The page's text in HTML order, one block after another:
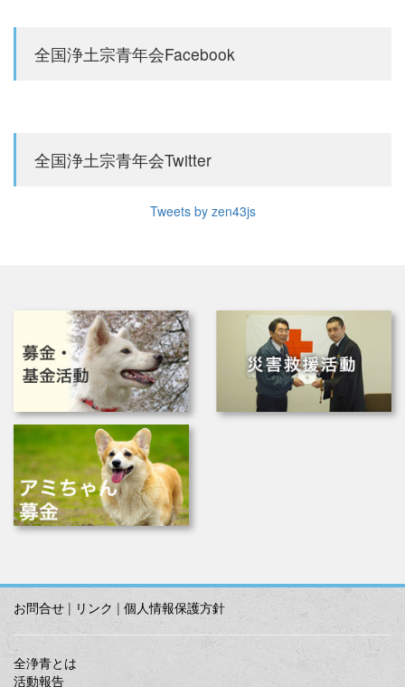
全国浄土宗青年会Facebook
全国浄土宗青年会Twitter
Tweets by zen43js
お問合せ | リンク | 個人情報保護方針
全浄青とは
活動報告